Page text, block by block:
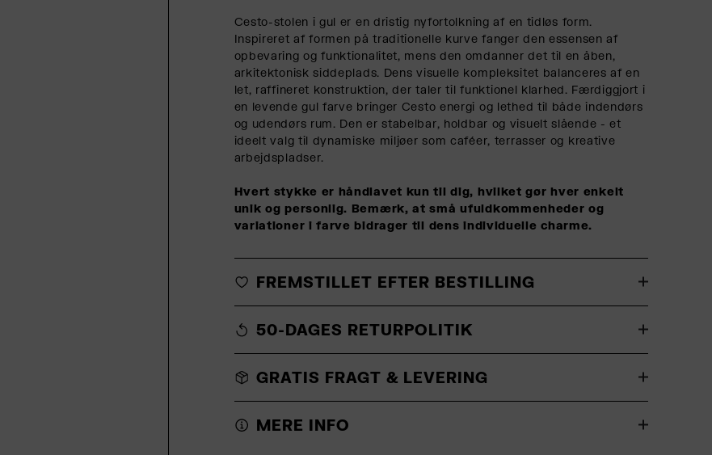
Cesto-stolen i gul er en dristig nyfortolkning af en tidløs form.
Inspireret af formen på traditionelle kurve fanger den essensen af
opbevaring og funktionalitet, mens den omdanner det til en åben,
arkitektonisk siddeplads. Dens visuelle kompleksitet balanceres af en
let, raffineret konstruktion, der taler til funktionel klarhed. Færdiggjort i
en levende gul farve bringer Cesto energi og lethed til både indendørs
og udendørs rum. Den er stabelbar, holdbar og visuelt slående - et
ideelt valg til dynamiske miljøer som caféer, terrasser og kreative
arbejdspladser.
Hvert stykke er håndlavet kun til dig, hvilket gør hver enkelt
unik og personlig. Bemærk, at små ufuldkommenheder og
variationer i farve bidrager til dens individuelle charme.
FREMSTILLET EFTER BESTILLING
50-DAGES RETURPOLITIK
GRATIS FRAGT & LEVERING
MERE INFO